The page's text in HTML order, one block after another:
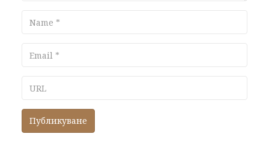
Name
Email
URL